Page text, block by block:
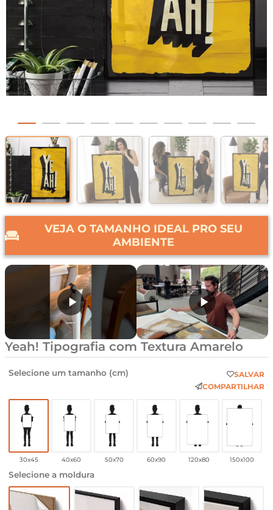
VEJA O TAMANHO IDEAL PRO SEU
AMBIENTE
Yeah! Tipografia com Textura Amarelo
Selecione um tamanho (cm)
SALVAR
COMPARTILHAR
30x45 40x60 50x70 60x90 120x80 150x100
Selecione a moldura